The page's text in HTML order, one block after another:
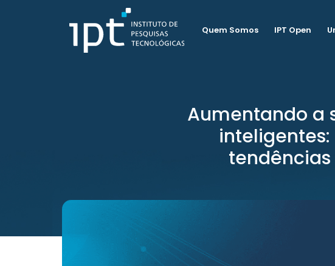
Quem Somos IPT Open
Aumentando a
tendências